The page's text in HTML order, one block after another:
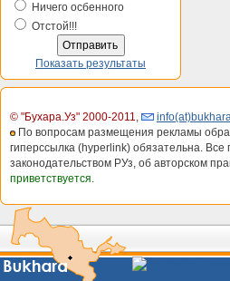
Ничего осбенного
Отстой!!!
Показать результаты
© "Бухара.Уз" 2000-2011,
По вопросам размещения рекламы
гиперссылка (hyperlink) обязательна.
законодательством РУз, об авторском
приветствуется.